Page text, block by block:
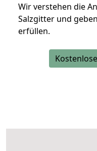
Wir verstehen die
Salzgitter und
erfüllen.